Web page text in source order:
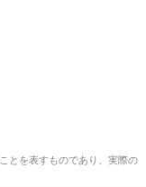
とを表すものであり、実際の